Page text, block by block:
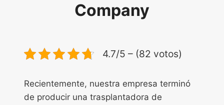
Company
4.7/5 – (82 votos)
Recientemente, nuestra empresa terminó
de producir una trasplantadora de